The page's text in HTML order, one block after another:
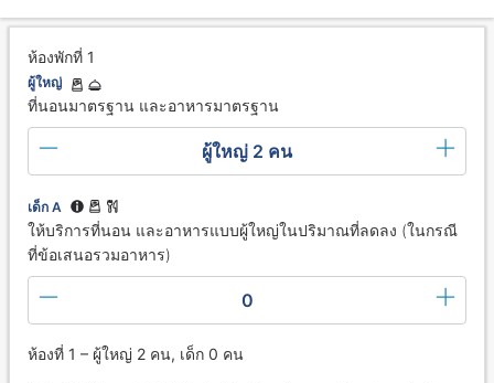
ห้องพักที่ 1
ผู้ใหญ่
ที่นอนมาตรฐาน และอาหารมาตรฐาน
ผู้ใหญ่ 2 คน
เด็ก A
ให้บริการที่นอน และอาหารแบบผู้ใหญ่ในปริมาณที่ลดลง (ในกรณี
ที่ข้อเสนอรวมอาหาร)
0
ห้องที่ 1 – ผู้ใหญ่ 2 คน, เด็ก 0 คน